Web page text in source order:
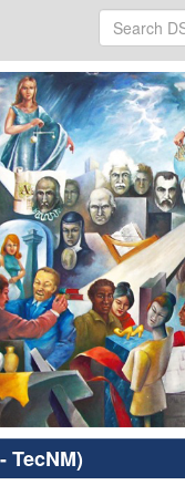
TecNM)